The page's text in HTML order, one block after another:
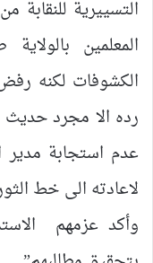
التسييرية
المعلمين
الكشوفات لكنه
رده الا مجرد حديث
عدم استجابة مدير
لاعادته الى خط
وأكد عزمهم